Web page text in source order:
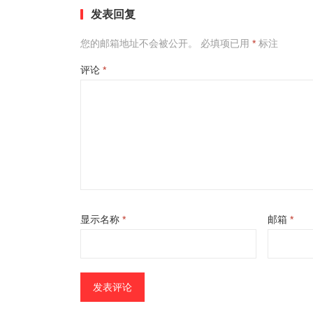
发表回复
您的邮箱地址不会被公开。 必填项已用 *标注
评论 *
显示名称 * 邮箱*